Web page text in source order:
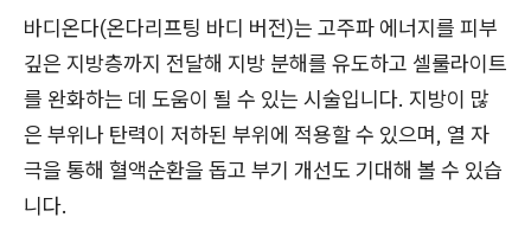
바디온다(온다리프팅 바디 버전)는 고주파 에너지를 피부
깊은 지방층까지 전달해 지방 분해를 유도하고 셀룰라이트
를 완화하는 데 도움이 될 수 있는 시술입니다. 지방이 많
은 부위나 탄력이 저하된 부위에 적용할 수 있으며, 열 자
극을 통해 혈액순환을 돕고 부기 개선도 기대해 볼 수 있습
니다.